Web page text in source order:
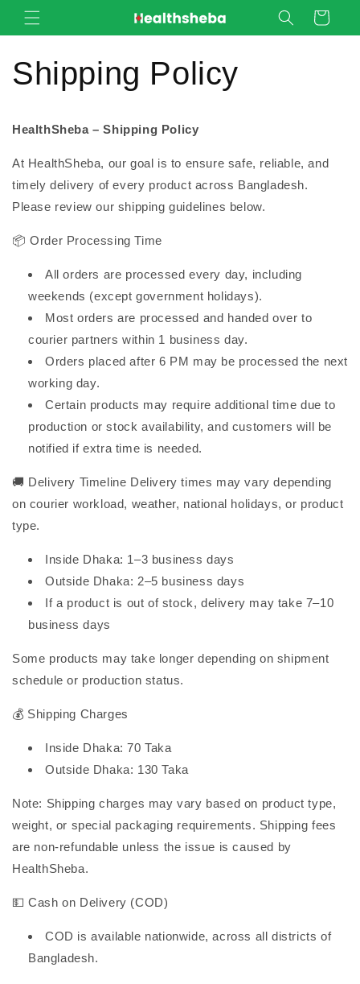
Skip to
content
Cart
Shipping Policy
HealthSheba – Shipping Policy
At HealthSheba, our goal is to ensure safe, reliable, and
timely delivery of every product across Bangladesh.
Please review our shipping guidelines below.
📦 Order Processing Time
All orders are processed every day, including
weekends (except government holidays).
Most orders are processed and handed over to
courier partners within 1 business day.
Orders placed after 6 PM may be processed the next
working day.
Certain products may require additional time due to
production or stock availability, and customers will be
notified if extra time is needed.
🚚 Delivery Timeline Delivery times may vary depending
on courier workload, weather, national holidays, or product
type.
Inside Dhaka: 1–3 business days
Outside Dhaka: 2–5 business days
If a product is out of stock, delivery may take 7–10
business days
Some products may take longer depending on shipment
schedule or production status.
💰 Shipping Charges
Inside Dhaka: 70 Taka
Outside Dhaka: 130 Taka
Note: Shipping charges may vary based on product type,
weight, or special packaging requirements. Shipping fees
are non-refundable unless the issue is caused by
HealthSheba.
💵 Cash on Delivery (COD)
COD is available nationwide, across all districts of
Bangladesh.